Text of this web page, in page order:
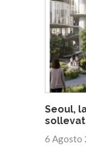
Seoul,
6 Agosto